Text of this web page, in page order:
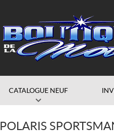
CATALOGUE NEUF
POLARIS